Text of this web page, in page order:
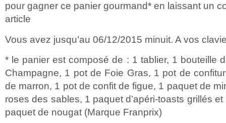
pour gagner ce panier gourmand* en laissant un
article
Vous avez jusqu’au 06/12/2015 minuit. A vos
* le panier est composé de : 1 tablier, 1 bouteille
Champagne, 1 pot de Foie Gras, 1 pot de
de marron, 1 pot de confit de figue, 1 paquet de
roses des sables, 1 paquet d’apéri-toasts grillés et
paquet de nougat (Marque Franprix)